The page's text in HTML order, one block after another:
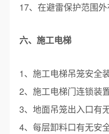
17、在避雷保护范围外
六、施工电梯
1、施工电梯吊笼安全
2、施工电梯门连锁装
3、地面吊笼出入口有
4、每层卸料口有无安